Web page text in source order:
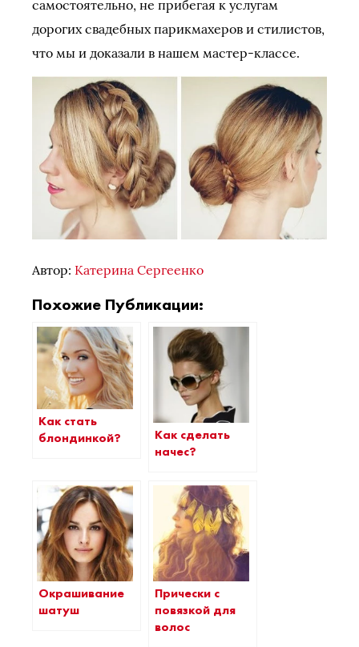
самостоятельно, не прибегая к услугам
дорогих свадебных парикмахеров и стилистов,
что мы и доказали в нашем мастер-классе.
Автор: Катерина Сергеенко
Похожие Публикации:
Как стать
блондинкой?
Как сделать
начес?
Окрашивание
шатуш
Прически с
повязкой для
волос